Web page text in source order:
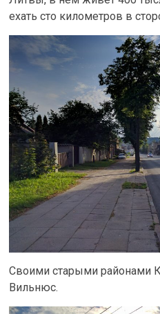
ехать сто километров в
Своими старыми районами
Вильнюс.